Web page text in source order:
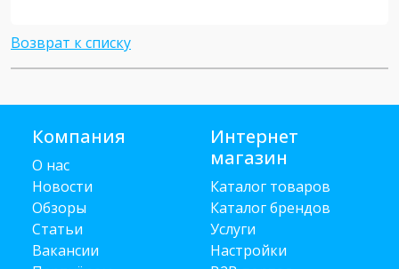
Возврат к списку
Компания
О нас
Новости
Обзоры
Статьи
Вакансии
Интернет
магазин
Каталог товаров
Каталог брендов
Услуги
Настройки